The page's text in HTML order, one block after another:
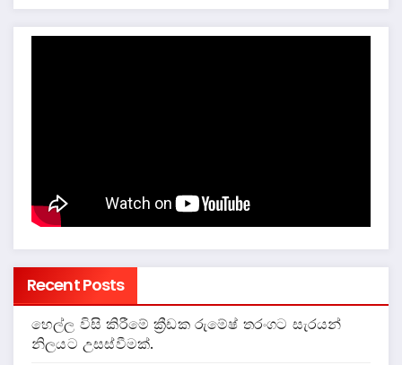
Recent Posts
හෙල්ල විසි කිරීමේ ක්‍රීඩක රුමේෂ් තරංගට සැරයන්
නිලයට උසස්වීමක්.